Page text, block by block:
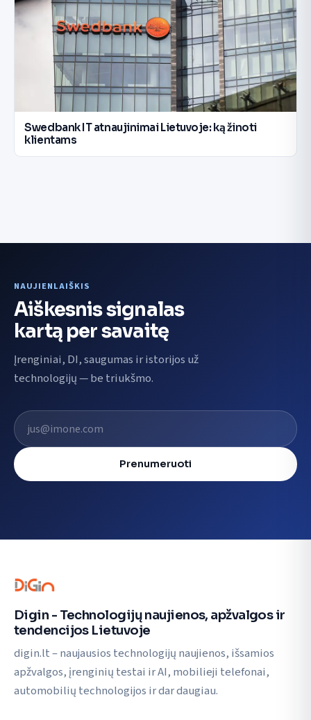
Swedbank IT atnaujinimai Lietuvoje: ką žinoti
klientams
NAUJIENLAIŠKIS
Aiškesnis signalas
kartą per savaitę
Įrenginiai, DI, saugumas ir istorijos už
technologijų — be triukšmo.
El. pašto adresas
Prenumeruoti
Digin - Technologijų naujienos, apžvalgos ir
tendencijos Lietuvoje
digin.lt – naujausios technologijų naujienos, išsamios
apžvalgos, įrenginių testai ir AI, mobilieji telefonai,
automobilių technologijos ir dar daugiau.